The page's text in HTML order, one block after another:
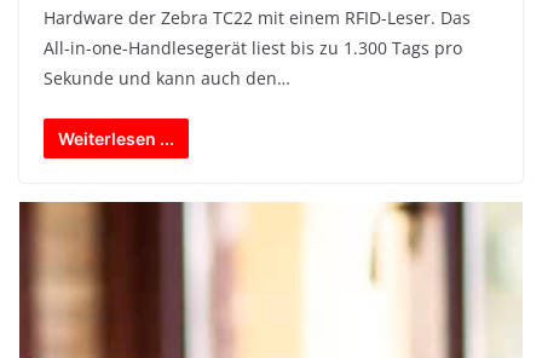
Hardware der Zebra TC22 mit einem RFID-Leser. Das
All-in-one-Handlesegerät liest bis zu 1.300 Tags pro
Sekunde und kann auch den…
Weiterlesen ...